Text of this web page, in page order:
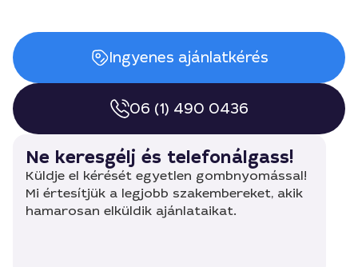
Ingyenes ajánlatkérés
06 (1) 490 0436
Ne keresgélj és telefonálgass!
Küldje el kérését egyetlen gombnyomással!
Mi értesítjük a legjobb szakembereket, akik
hamarosan elküldik ajánlataikat.